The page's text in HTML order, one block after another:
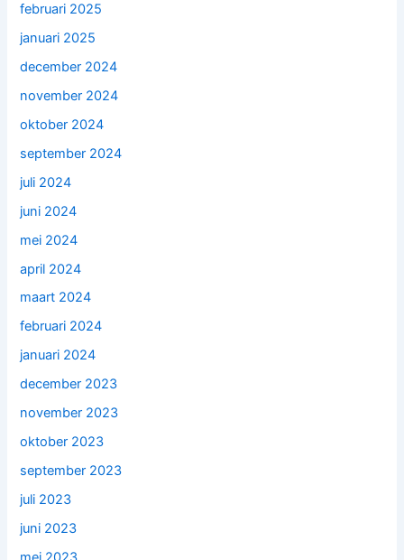
februari 2025
januari 2025
december 2024
november 2024
oktober 2024
september 2024
juli 2024
juni 2024
mei 2024
april 2024
maart 2024
februari 2024
januari 2024
december 2023
november 2023
oktober 2023
september 2023
juli 2023
juni 2023